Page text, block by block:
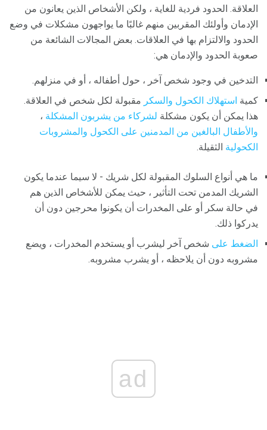
العلاقة. الحدود فردية للغاية ، ولكن الأشخاص الذين يعانون من
الإدمان وأولئك المقربين منهم غالبًا ما يواجهون مشكلات في وضع
الحدود والالتزام بها في العلاقات. بعض المجالات الشائعة من
صعوبة الحدود والإدمان هي:
التدخين في وجود شخص آخر ، حول أطفاله ، أو في منزلهم.
كمية استهلاك الكحول والسكر مقبولة لكل شخص في العلاقة.
هذا يمكن أن يكون مشكلة لشركاء من يشربون المشكلة ،
والأطفال البالغين من المدمنين على الكحول والمشروبات
الكحولية الثقيلة.
ما هي أنواع السلوك المقبولة لكل شريك - لا سيما عندما يكون
الشريك المدمن تحت التأثير ، حيث يمكن للأشخاص الذين هم
في حالة سكر أو على المخدرات أن يكونوا محرجين دون أن
يدركوا ذلك.
الضغط على شخص آخر ليشرب أو يستخدم المخدرات ، ويضع
مشروبه دون أن يلاحظه ، أو يشرب مشروبه.
ad